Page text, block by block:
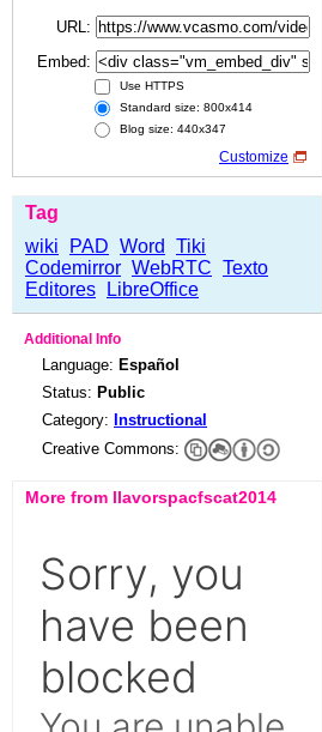
URL:
Embed:
Use HTTPS
Standard size: 800x414
Blog size: 440x347
Customize
Tag
wiki
PAD Word
Tiki
Codemirror WebRTC Texto
Editores
LibreOffice
Additional Info
Language: Español
Status: Public
Category: Instructional
Creative Commons:
More from llavorspacfscat2014